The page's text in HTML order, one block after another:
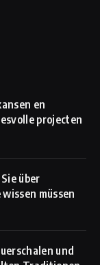
en
projecten
über
müssen
und